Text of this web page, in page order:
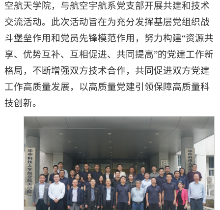
空航天学院，与航空宇航系党支部开展共建和技术
交流活动。此次活动旨在为充分发挥基层党组织战
斗堡垒作用和党员先锋模范作用，努力构建“资源共
享、优势互补、互相促进、共同提高”的党建工作新
格局，不断增强双方技术合作，共同促进双方党建
工作高质量发展，以高质量党建引领保障高质量科
技创新。